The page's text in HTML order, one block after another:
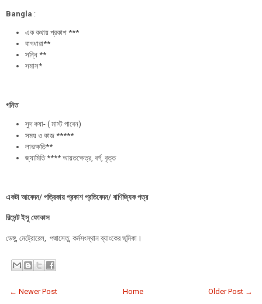
Bangla :
এক কথায় প্রকাশ ***
বাগধারা**
সন্ধি **
সমাস*
গনিত
সুদ কষা- ( মাস্ট পাবেন)
সময় ও কাজ *****
লাভক্ষতি**
জ্যামিতি **** আয়তক্ষেত্র, বর্গ, বৃত্ত
একটা আবেদন/ পত্রিকায় প্রকাশ প্রতিবেদন/ বাণিজ্যিক পত্র
রিসেন্ট ইসু ফোকাস
ডেঙ্গু, মেট্রোরেল, পদ্মাসেতু, কর্মসংস্থান ব্যাংকের ভূমিকা।
← Newer Post Older Post →
Home